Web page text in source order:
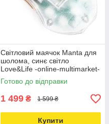
Світловий маячок Manta для
шолома, синє світло
Love&Life -online-multimarket-
Готово до відправки
1 499 ₴ 1 599 ₴
Купити